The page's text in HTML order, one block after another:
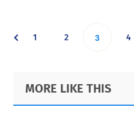
Go
page
1 Go
page
2 Go
page
3 Go
4
Primary
Sidebar
Footer
MORE LIKE THIS